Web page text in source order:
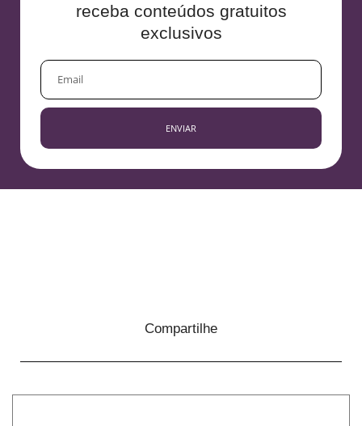
receba conteúdos gratuitos
exclusivos
EMAIL
ENVIAR
Compartilhe